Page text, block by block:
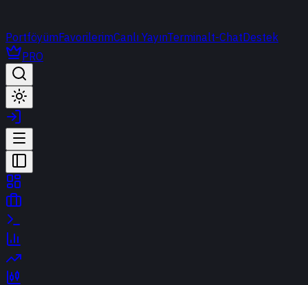
PortföyümFavorilerimCanlı YayınTerminalt-ChatDestek
PRO